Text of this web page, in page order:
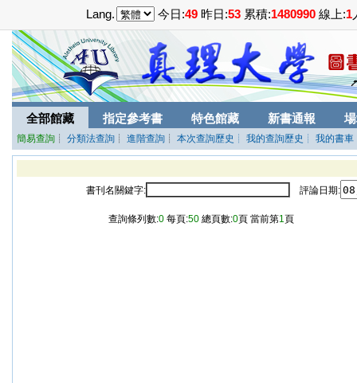
Lang. 今日:49 昨日:53 累積:1480990 線上:1
全部館藏 指定參考書 特色館藏 新書通報
簡易查詢 ┊ 分類法查詢 ┊ 進階查詢 ┊ 本次查詢歷史 ┊ 我的查詢歷史 ┊ 我的書車
書刊名關鍵字: 評論日期:
查詢條列數:0 每頁:50 總頁數:0頁 當前第1頁